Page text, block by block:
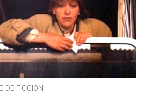
DE FICCIÓN